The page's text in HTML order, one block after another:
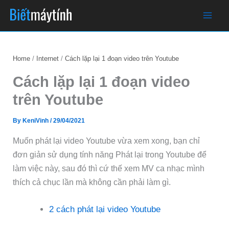
content
Home Internet Cách lặp lại 1 đoạn video trên Youtube
Cách lặp lại 1 đoạn video
trên Youtube
By KeniVinh/29/04/2021
Muốn phát lại video Youtube vừa xem xong, bạn chỉ
đơn giản sử dụng tính năng Phát lại trong Youtube để
làm việc này, sau đó thì cứ thế xem MV ca nhạc mình
thích cả chục lần mà không cần phải làm gì.
2 cách phát lại video Youtube